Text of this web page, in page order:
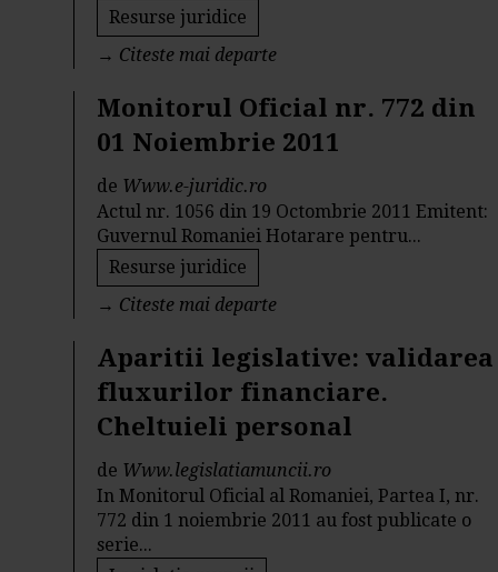
Resurse juridice
→ Citeste mai departe
Monitorul Oficial nr. 772 din
01 Noiembrie 2011
de Www.e-juridic.ro
Actul nr. 1056 din 19 Octombrie 2011 Emitent:
Guvernul Romaniei Hotarare pentru...
Resurse juridice
→ Citeste mai departe
Aparitii legislative: validarea
fluxurilor financiare.
Cheltuieli personal
de Www.legislatiamuncii.ro
In Monitorul Oficial al Romaniei, Partea I, nr.
772 din 1 noiembrie 2011 au fost publicate o
serie...